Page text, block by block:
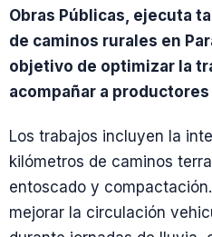
Obras Públicas, ejecuta
de caminos rurales en
objetivo de optimizar la
acompañar a
Los trabajos incluyen la
kilómetros de caminos
entoscado y
mejorar la circulación